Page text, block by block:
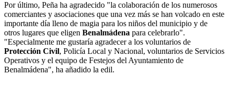
Por último, Peña ha agradecido "la colaboración de los numerosos
comerciantes y asociaciones que una vez más se han volcado en este
importante día lleno de magia para los niños del municipio y de
otros lugares que eligen Benalmádena para celebrarlo".
"Especialmente me gustaría agradecer a los voluntarios de
Protección Civil, Policía Local y Nacional, voluntarios de Servicios
Operativos y el equipo de Festejos del Ayuntamiento de
Benalmádena", ha añadido la edil.